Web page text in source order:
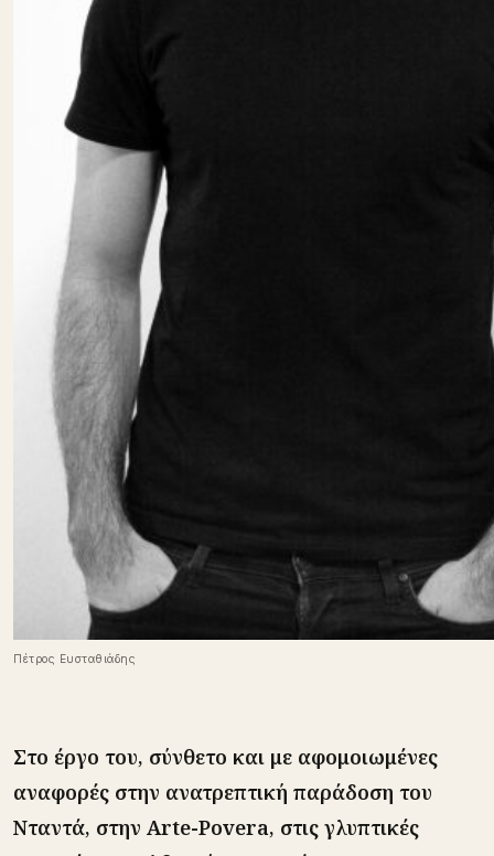
Πέτρος Ευσταθιάδης
Στο έργο του, σύνθετο και με αφομοιωμένες
αναφορές στην ανατρεπτική παράδοση του
Νταντά, στην Arte-Povera, στις γλυπτικές